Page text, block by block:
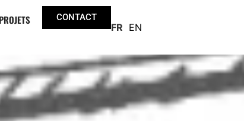
PROJETS CONTACT
FR EN